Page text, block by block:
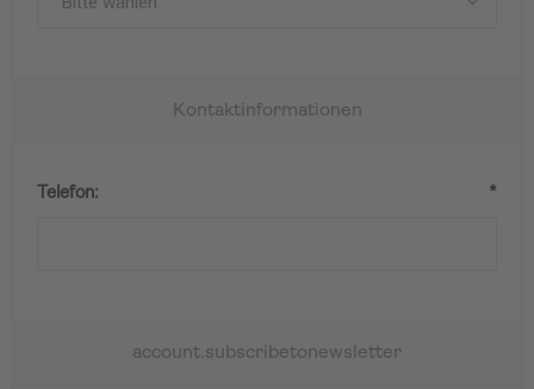
Kontaktinformationen
Telefon: *
account.subscribetonewsletter